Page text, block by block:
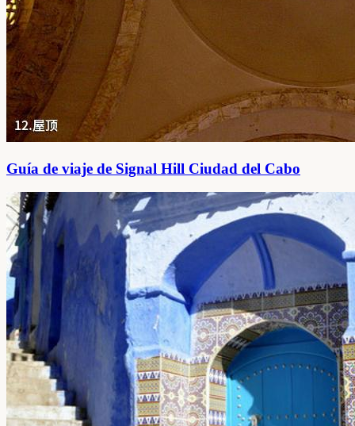
Guía de viaje de Signal Hill Ciudad del Cabo